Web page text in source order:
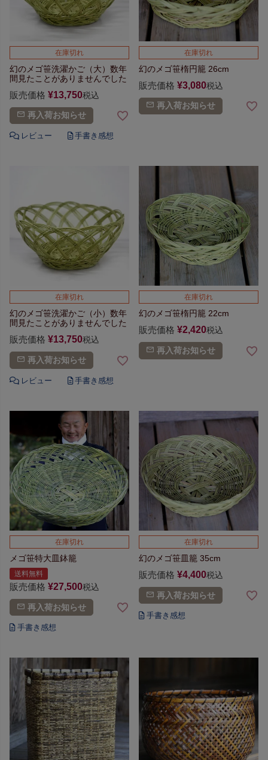
在庫切れ
幻のメゴ笹洗濯かご（大） 数年
間見たことがありませんでした
販売価格 ¥13,750税込
再入荷お知らせ
在庫切れ
幻のメゴ笹楕円籠 26cm
販売価格 ¥3,080税込
再入荷お知らせ
在庫切れ
幻のメゴ笹洗濯かご（小） 数年
間見たことがありませんでした
販売価格 ¥13,750税込
再入荷お知らせ
在庫切れ
幻のメゴ笹楕円籠 22cm
販売価格 ¥2,420税込
再入荷お知らせ
在庫切れ
メゴ笹特大皿鉢籠
送料無料
販売価格 ¥27,500税込
再入荷お知らせ
在庫切れ
幻のメゴ笹皿籠 35cm
販売価格 ¥4,400税込
再入荷お知らせ